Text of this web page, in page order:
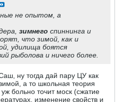
не опытом, а
зимнего спиннинга и
что зимой, как и
удилища боятся
рыболова и ничего более.
ну тогда дай пару ЦУ как
а то школьная теория
больно точит моск (сжатие
изменение свойств и